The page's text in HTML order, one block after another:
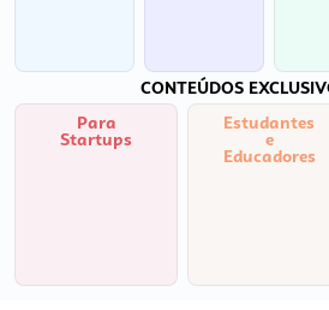
CONTEÚDOS
Para
Startups
Estudantes
e
Educadores